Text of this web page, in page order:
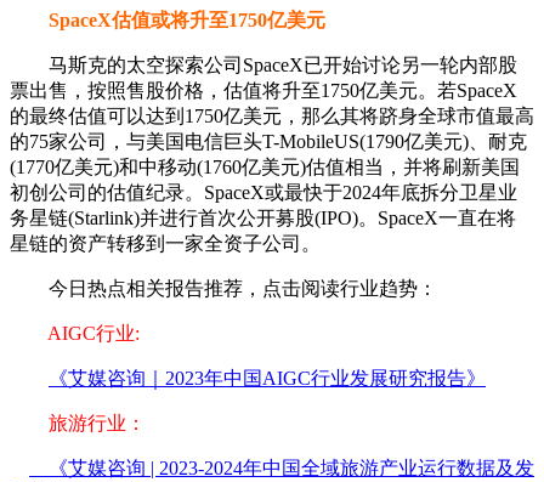
SpaceX估值或将升至1750亿美元
马斯克的太空探索公司SpaceX已开始讨论另一轮内部股
票出售，按照售股价格，估值将升至1750亿美元。若SpaceX
的最终估值可以达到1750亿美元，那么其将跻身全球市值最高
的75家公司，与美国电信巨头T-MobileUS(1790亿美元)、耐克
(1770亿美元)和中移动(1760亿美元)估值相当，并将刷新美国
初创公司的估值纪录。SpaceX或最快于2024年底拆分卫星业
务星链(Starlink)并进行首次公开募股(IPO)。SpaceX一直在将
星链的资产转移到一家全资子公司。
今日热点相关报告推荐，点击阅读行业趋势：
AIGC行业:
《艾媒咨询｜2023年中国AIGC行业发展研究报告》
旅游行业：
《艾媒咨询 | 2023-2024年中国全域旅游产业运行数据及发